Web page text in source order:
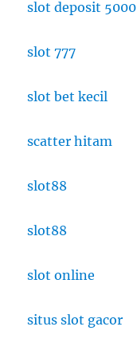
slot deposit 5000
slot 777
slot bet kecil
scatter hitam
slot88
slot88
slot online
situs slot gacor